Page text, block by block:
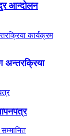
आन्दोलन
अन्तरक्रिया